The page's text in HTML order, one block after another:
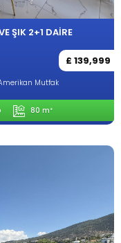
ŞIK 2+1 DAIRE
£ 139,999
Mutfak
80 m²